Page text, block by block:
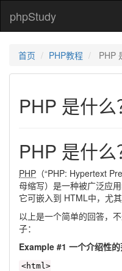
phpStudy
首页 PHP教程 PHP
PHP 是什么
PHP 是什么
PHP （“PHP: Hypertext
母缩写）是一种被广泛应
它可嵌入到 HTML中，尤
以上是一个简单的回答，
子：
Example #1 一个介绍性
<html>